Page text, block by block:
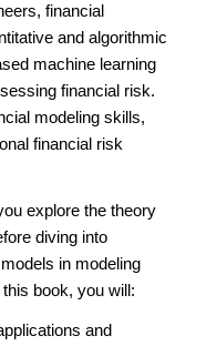
financial
and algorithmic
machine learning
financial risk.
modeling skills,
financial risk
explore the theory
diving into
in modeling
book, you will:
and